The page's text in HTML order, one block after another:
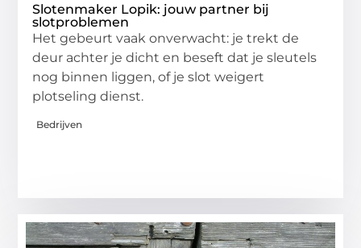
Slotenmaker Lopik: jouw partner bij
slotproblemen
Het gebeurt vaak onverwacht: je trekt de
deur achter je dicht en beseft dat je sleutels
nog binnen liggen, of je slot weigert
plotseling dienst.
Bedrijven